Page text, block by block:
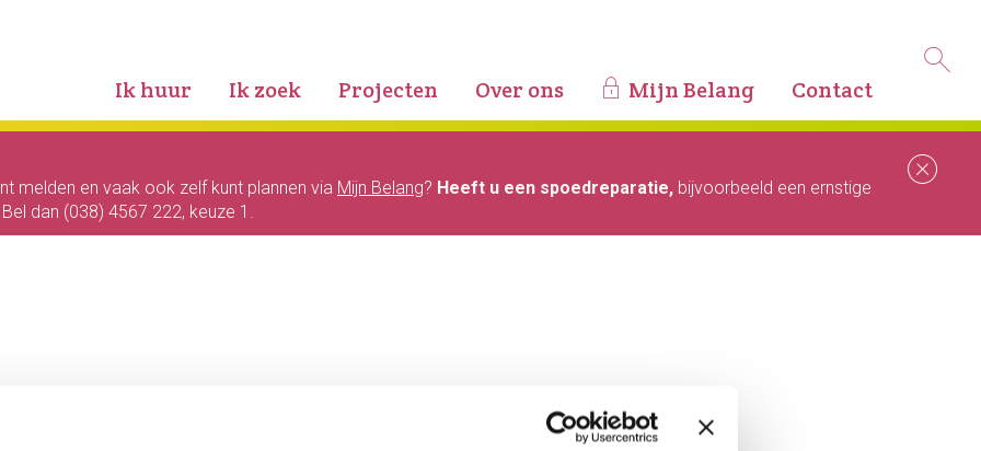
Ik huur Ik zoek Projecten Over ons Mijn Belang Contact
melden en vaak ook zelf kunt plannen via Mijn Belang? Heeft u een spoedreparatie, bijvoorbeeld een ernstige
dan (038) 4567 222, keuze 1.